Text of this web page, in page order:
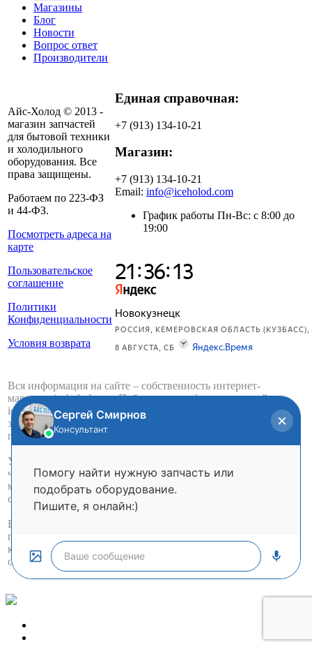
Магазины
Блог
Новости
Вопрос ответ
Производители
Айс-Холод © 2013 -
магазин запчастей
для бытовой техники
и холодильного
оборудования. Все
права защищены.
Работаем по 223-ФЗ
и 44-ФЗ.
Посмотреть адреса на
карте
Пользовательское
соглашение
Политики
Конфиденциальности
Условия возврата
Единая справочная:
+7 (913) 134-10-21
Магазин:
+7 (913) 134-10-21
Email: info@iceholod.com
График работы Пн-Вс: с 8:00 до
19:00
Вся информация на сайте – собственность интернет-
магазина iceholod.com. Публикация информации с сайта
iceholod.com без разрешения запрещена. Все права
защищены. Информация на сайте iceholod.com не является
публичной офертой.
Указанные цены действуют только при оформлении заказа
через интернет-магазин iceholod.com. Цены в розничных
магазинах компании могут отличаться от указанных на
сайте.
Вы принимаете условия политики в отношении обработки
персональных данных и пользовательского соглашения
каждый раз, когда оставляете свои данные в любой форме
обратной связи на сайте iceholod.com.